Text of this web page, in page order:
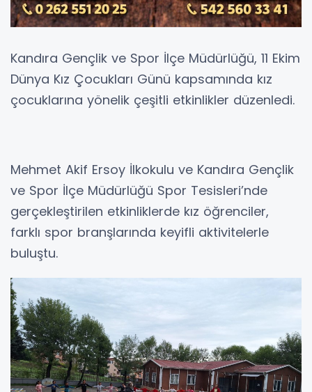
Kandıra Gençlik ve Spor İlçe Müdürlüğü, 11 Ekim
Dünya Kız Çocukları Günü kapsamında kız
çocuklarına yönelik çeşitli etkinlikler düzenledi.
Mehmet Akif Ersoy İlkokulu ve Kandıra Gençlik
ve Spor İlçe Müdürlüğü Spor Tesisleri’nde
gerçekleştirilen etkinliklerde kız öğrenciler,
farklı spor branşlarında keyifli aktivitelerle
buluştu.